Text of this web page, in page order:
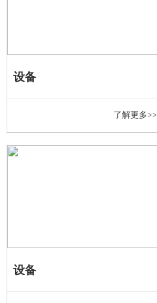
设备
了解更多>>
设备